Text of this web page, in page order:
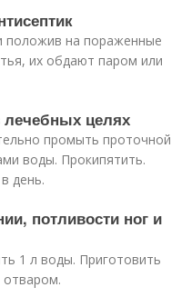
положив на пораженные
их обдают паром или
лечебных целях
промыть проточной
воды. Прокипятить.
день.
потливости ног и
1 л воды. Приготовить
отваром.